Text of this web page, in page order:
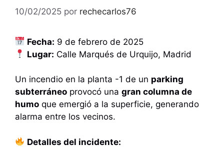
10/02/2025 por rechecarlos76
Fecha: 9 de febrero de 2025
Lugar: Calle Marqués de Urquijo, Madrid
Un incendio en la planta -1 de un parking
subterráneo provocó una gran columna de
humo que emergió a la superficie, generando
alarma entre los vecinos.
Detalles del incidente: